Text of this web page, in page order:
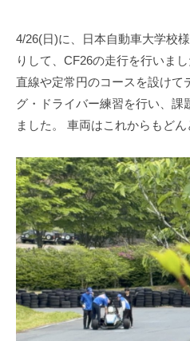
ミ
ュ
ラ
プ
ロ
ェ
ク
ト
4/26(日)に、日本自動車大学校
りして、CF26の走行を行いまし
直線や定常円のコースを設けて
グ・ドライバー練習を行い、課
ました。 車両はこれからもどん